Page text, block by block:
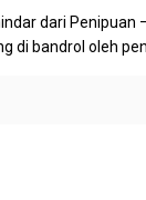
dari
di bandrol oleh